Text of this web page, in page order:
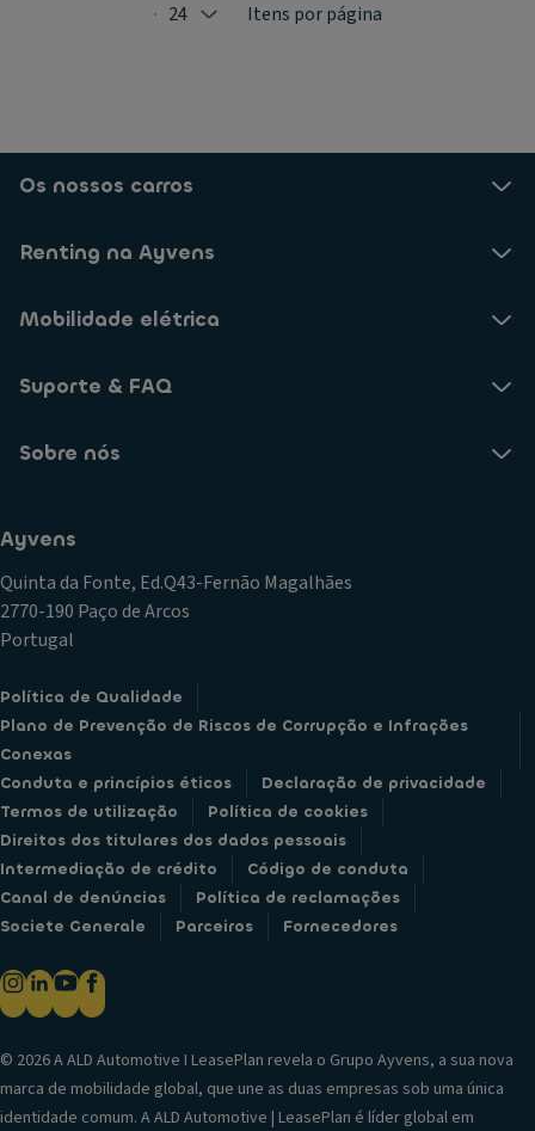
Selected: 24
24 Itens por página
Os nossos carros
Renting na Ayvens
Mobilidade elétrica
Suporte & FAQ
Sobre nós
Ayvens
Quinta da Fonte, Ed.Q43-Fernão Magalhães
2770-190 Paço de Arcos
Portugal
Política de Qualidade
Plano de Prevenção de Riscos de Corrupção e Infrações
Conexas
Conduta e princípios éticos
Declaração de privacidade
Termos de utilização
Política de cookies
Direitos dos titulares dos dados pessoais
Intermediação de crédito
Código de conduta
Canal de denúncias
Política de reclamações
Societe Generale
Parceiros Fornecedores
© 2026 A ALD Automotive I LeasePlan revela o Grupo Ayvens, a sua nova
marca de mobilidade global, que une as duas empresas sob uma única
identidade comum. A ALD Automotive | LeasePlan é líder global em